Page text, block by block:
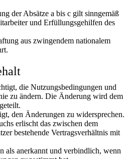
der Absätze a bis c gilt sinngemäß
und Erfüllungsgehilfen des
aus zwingendem nationalem
die Nutzungsbedingungen und
zu ändern. Die Änderung wird dem
den Änderungen zu widersprechen.
erlischt das zwischen dem
bestehende Vertragsverhältnis mit
als anerkannt und verbindlich, wenn